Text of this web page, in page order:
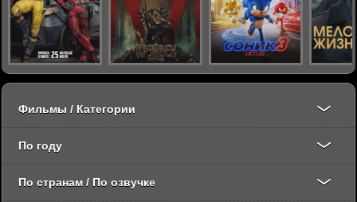
Фильмы / Категории
По году
По странам / По озвучке